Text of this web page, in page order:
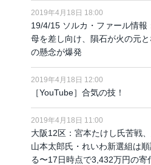
2019年4月18日 18:00
19/4/15 ソルカ・ファール情報
母を差し向け、隕石が火の元
の懸念が爆発
2019年4月18日 12:00
［YouTube］合気の技！
2019年4月18日 11:00
大阪12区：宮本たけし氏苦戦
山本太郎氏・れいわ新選組は
る〜17日時点で3,432万円の寄